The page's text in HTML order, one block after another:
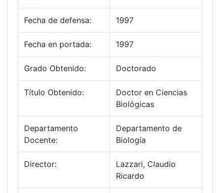
Fecha de defensa: 1997
Fecha en portada: 1997
Grado Obtenido: Doctorado
Título Obtenido:
Doctor en Ciencias
Biológicas
Departamento
Docente:
Departamento de
Biología
Director:
Lazzari, Claudio
Ricardo